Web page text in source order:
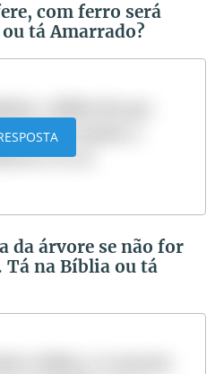
com ferro será
tá Amarrado?
mão da espada, à
26:52)
da árvore se não for
Tá na Bíblia ou tá